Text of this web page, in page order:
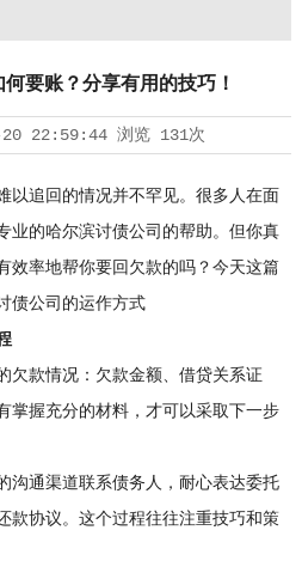
要账？分享有用的技巧！
20 22:59:44浏览 131次
以追回的情况并不罕见。很多人在面
业的哈尔滨讨债公司 的帮助。但你真
效率地帮你要回欠款的吗？今天这篇
债公司的运作方式
欠款情况：欠款金额、借贷关系证
掌握充分的材料，才可以采取下一步
沟通渠道联系债务人，耐心表达委托
款协议。这个过程往往注重技巧和策